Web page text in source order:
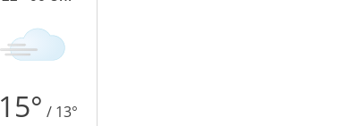
15° / 13°